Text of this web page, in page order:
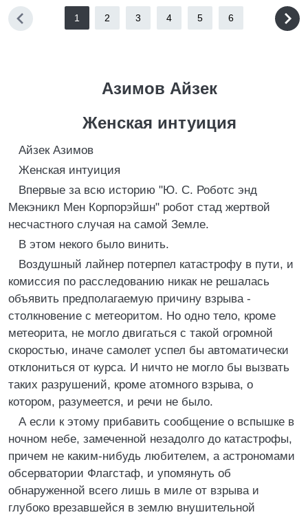
1 2 3 4 5 6
Азимов Айзек
Женская интуиция
Айзек Азимов
Женская интуиция
Впервые за всю историю "Ю. С. Роботс энд
Мекэникл Мен Корпорэйшн" робот стад жертвой
несчастного случая на самой Земле.
В этом некого было винить.
Воздушный лайнер потерпел катастрофу в пути, и
комиссия по расследованию никак не решалась
объявить предполагаемую причину взрыва -
столкновение с метеоритом. Но одно тело, кроме
метеорита, не могло двигаться с такой огромной
скоростью, иначе самолет успел бы автоматически
отклониться от курса. И ничто не могло бы вызвать
таких разрушений, кроме атомного взрыва, о
котором, разумеется, и речи не было.
А если к этому прибавить сообщение о вспышке в
ночном небе, замеченной незадолго до катастрофы,
причем не каким-нибудь любителем, а астрономами
обсерватории Флагстаф, и упомянуть об
обнаруженной всего лишь в миле от взрыва и
глубоко врезавшейся в землю внушительной